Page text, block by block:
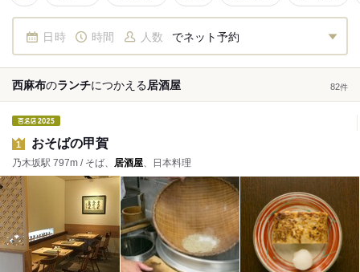
日時 時間 人数 でネット予約
西麻布のランチにつかえる居酒屋 82件
1 おそばの甲賀
乃木坂駅 797m / そば、 居酒屋、日本料理